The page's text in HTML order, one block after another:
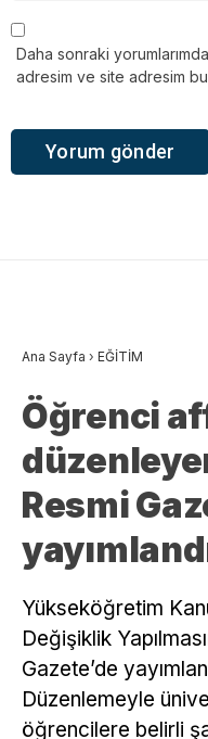
Daha sonraki
adresim ve site adresim
Ana Sayfa › EĞİTİM
Öğrenci
Resmi
Yükseköğretim
Değişiklik
Gazete’de
Düzenlemeyle
öğrencilere belirli